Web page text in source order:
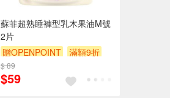
蘇菲超熟睡褲型乳木果油M號
2片
贈OPENPOINT
滿額9折
贈$200
$ 89
$59